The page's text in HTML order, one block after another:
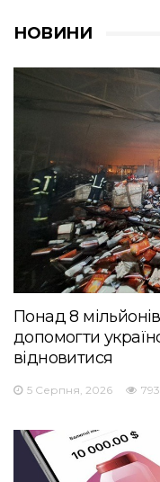
НОВИНИ
Понад 8
допомогти
відновитися
5 Серпня, 2026 793